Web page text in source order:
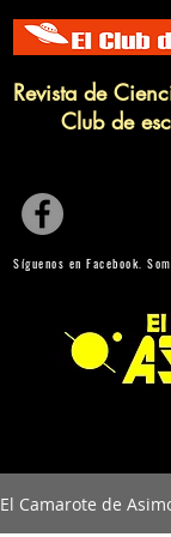
Revista de
Club de
Síguenos en Facebook.
El Camarote de